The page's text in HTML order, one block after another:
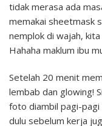
tidak merasa ada
memakai sheetmask
nemplok di wajah,
Hahaha maklum ibu
Setelah 20 menit
lembab dan glowing!
foto diambil pagi-pagi
dulu sebelum kerja